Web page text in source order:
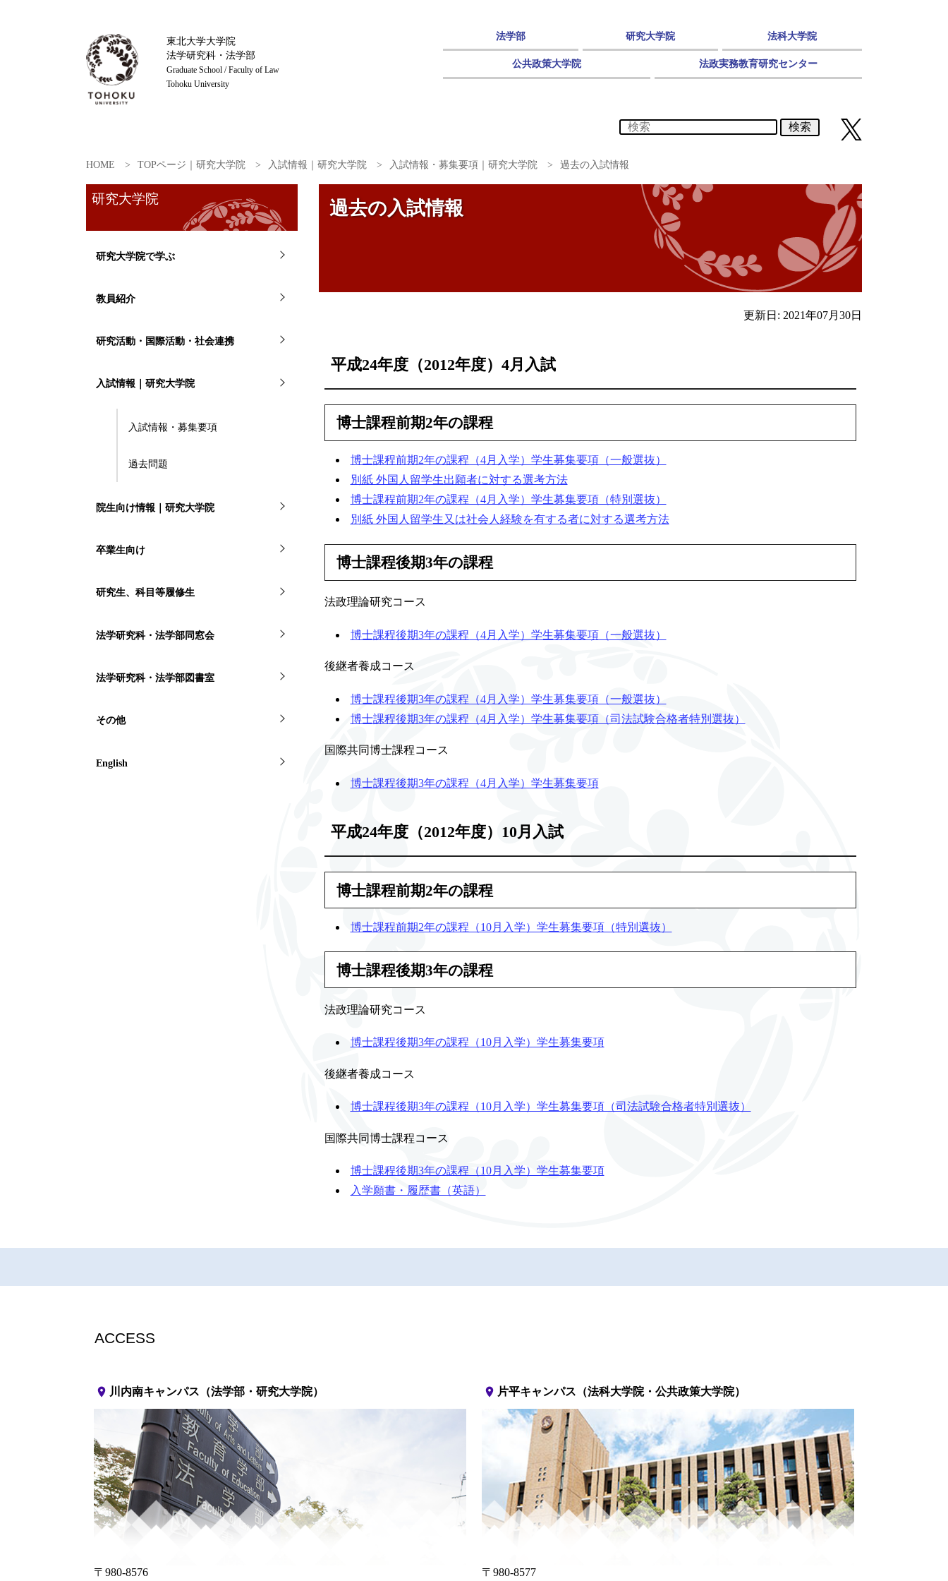
東北大学大学院
法学研究科・法学部
Graduate School / Faculty of Law
Tohoku University
法学部 研究大学院 法科大学院
公共政策大学院 法政実務教育研究センター
検索
HOME TOPページ｜研究大学院 入試情報｜研究大学院 入試情報・募集要項｜研究大学院 過去の入試情報
過去の入試情報
更新日: 2021年07月30日
平成24年度（2012年度）4月入試
博士課程前期2年の課程
博士課程前期2年の課程（4月入学）学生募集要項（一般選抜）
別紙 外国人留学生出願者に対する選考方法
博士課程前期2年の課程（4月入学）学生募集要項（特別選抜）
別紙 外国人留学生又は社会人経験を有する者に対する選考方法
博士課程後期3年の課程
法政理論研究コース
博士課程後期3年の課程（4月入学）学生募集要項（一般選抜）
後継者養成コース
博士課程後期3年の課程（4月入学）学生募集要項（一般選抜）
博士課程後期3年の課程（4月入学）学生募集要項（司法試験合格者特別選抜）
国際共同博士課程コース
博士課程後期3年の課程（4月入学）学生募集要項
平成24年度（2012年度）10月入試
博士課程前期2年の課程
博士課程前期2年の課程（10月入学）学生募集要項（特別選抜）
博士課程後期3年の課程
法政理論研究コース
博士課程後期3年の課程（10月入学）学生募集要項
後継者養成コース
博士課程後期3年の課程（10月入学）学生募集要項（司法試験合格者特別選抜）
国際共同博士課程コース
博士課程後期3年の課程（10月入学）学生募集要項
入学願書・履歴書（英語）
研究大学院
研究大学院で学ぶ
教員紹介
研究活動・国際活動・社会連携
入試情報｜研究大学院
入試情報・募集要項
過去問題
院生向け情報｜研究大学院
卒業生向け
研究生、科目等履修生
法学研究科・法学部同窓会
法学研究科・法学部図書室
その他
English
ACCESS
place 川内南キャンパス（法学部・研究大学院）
〒980-8576
place 片平キャンパス（法科大学院・公共政策大学院）
〒980-8577